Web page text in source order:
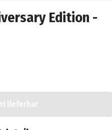
Edition -
lieferbar